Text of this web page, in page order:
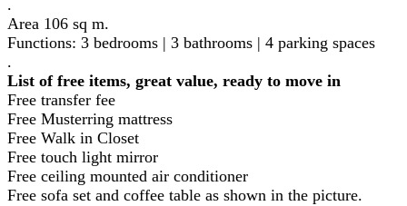
.
Area 106 sq m.
Functions: 3 bedrooms | 3 bathrooms | 4 parking spaces
.
List of free items, great value, ready to move in
Free transfer fee
Free Musterring mattress
Free Walk in Closet
Free touch light mirror
Free ceiling mounted air conditioner
Free sofa set and coffee table as shown in the picture.